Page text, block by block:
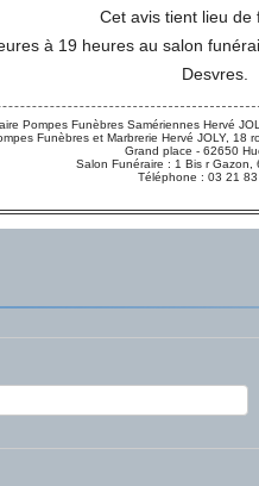
Cet avis tient lieu de
à 19 heures au salon
Desvres.
Pompes Funèbres Samériennes Hervé
Funèbres et Marbrerie Hervé JOLY, 18
Grand place - 62650
Salon Funéraire : 1 Bis r Gazon,
Téléphone : 03 21